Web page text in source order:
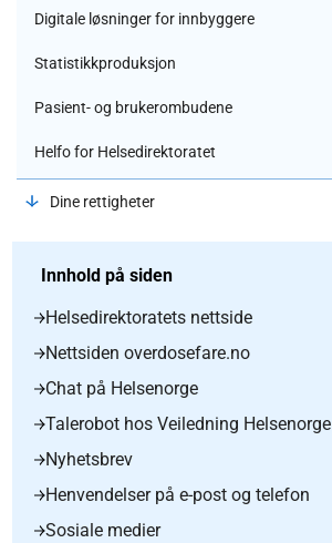
Digitale løsninger for innbyggere
Statistikkproduksjon
Pasient- og brukerombudene
Helfo for Helsedirektoratet
Dine rettigheter
Innhold på siden
Helsedirektoratets nettside
Nettsiden overdosefare.no
Chat på Helsenorge
Talerobot hos Veiledning Helsenorge
Nyhetsbrev
Henvendelser på e-post og telefon
Sosiale medier